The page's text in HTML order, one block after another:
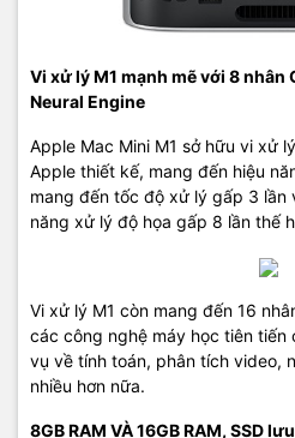
Vi xử lý M1 mạnh mẽ với 8 nhân
Neural Engine
Apple Mac Mini M1 sở hữu vi xử
Apple thiết kế, mang đến hiệu
mang đến tốc độ xử lý gấp 3 lần
năng xử lý độ họa gấp 8 lần thế
Vi xử lý M1 còn mang đến 16
các công nghệ máy học tiên
vụ về tính toán, phân tích video,
nhiều hơn nữa.
8GB RAM VÀ 16GB RAM, SSD